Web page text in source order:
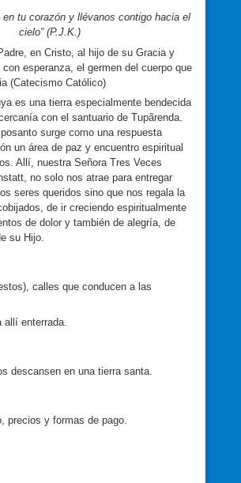
en tu corazón y llévanos contigo hacia el
cielo” (P.J.K.)
en Cristo, al hijo de su Gracia y
esperanza, el germen del cuerpo que
(Catecismo Católico)
es una tierra especialmente bendecida
con el santuario de Tupãrenda.
surge como una respuesta
un área de paz y encuentro espiritual
Allí, nuestra Señora Tres Veces
no solo nos atrae para entregar
seres queridos sino que nos regala la
de ir creciendo espiritualmente
de dolor y también de alegría, de
su Hijo.
calles que conducen a las
enterrada.
descansen en una tierra santa.
precios y formas de pago.